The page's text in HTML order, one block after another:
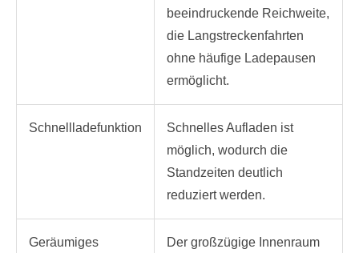
beeindruckende Reichweite,
die Langstreckenfahrten
ohne häufige Ladepausen
ermöglicht.
Schnellladefunktion
Schnelles Aufladen ist
möglich, wodurch die
Standzeiten deutlich
reduziert werden.
Geräumiges
Der großzügige Innenraum